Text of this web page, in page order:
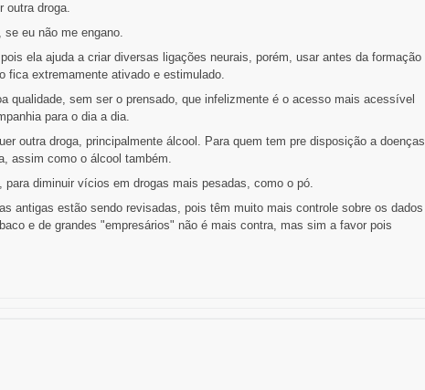
outra droga.
eu não me engano.
ela ajuda a criar diversas ligações neurais, porém, usar antes da formação
fica extremamente ativado e estimulado.
qualidade, sem ser o prensado, que infelizmente é o acesso mais acessível
para o dia a dia.
outra droga, principalmente álcool. Para quem tem pre disposição a doenças
assim como o álcool também.
para diminuir vícios em drogas mais pesadas, como o pó.
antigas estão sendo revisadas, pois têm muito mais controle sobre os dados
e de grandes "empresários" não é mais contra, mas sim a favor pois